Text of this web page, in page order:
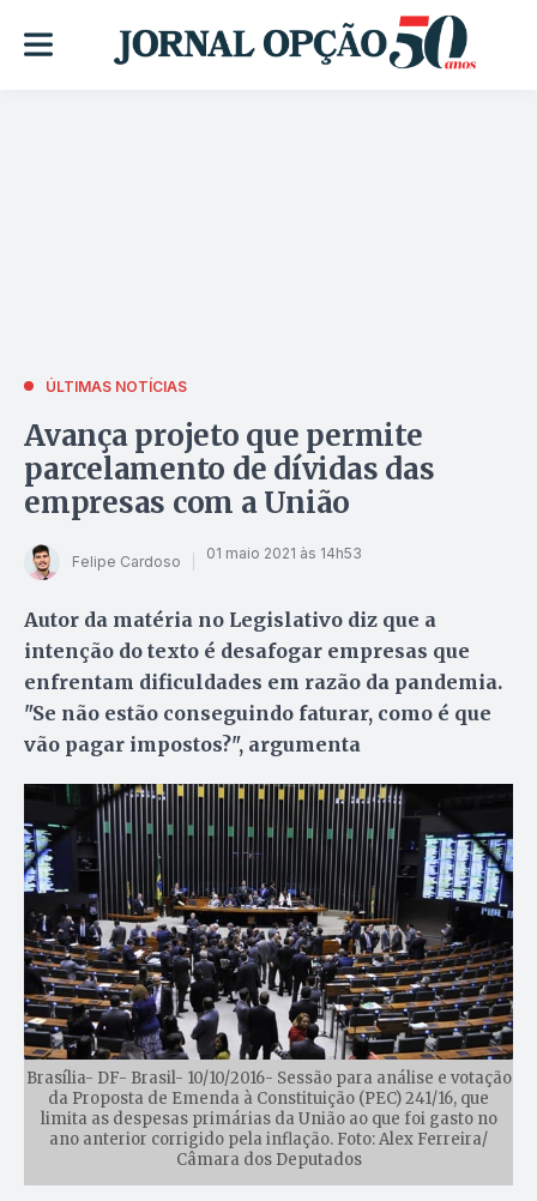
ÚLTIMAS NOTÍCIAS
Avança projeto que permite
parcelamento de dívidas das
empresas com a União
Felipe Cardoso 01 maio 2021 às 14h53
Autor da matéria no Legislativo diz que a
intenção do texto é desafogar empresas que
enfrentam dificuldades em razão da pandemia.
"Se não estão conseguindo faturar, como é que
vão pagar impostos?", argumenta
Brasília- DF- Brasil- 10/10/2016- Sessão para análise e votação
da Proposta de Emenda à Constituição (PEC) 241/16, que
limita as despesas primárias da União ao que foi gasto no
ano anterior corrigido pela inflação. Foto: Alex Ferreira/
Câmara dos Deputados